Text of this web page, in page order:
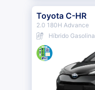
Toyota C-HR
2.0 180H Advance
Híbrido Gasolina